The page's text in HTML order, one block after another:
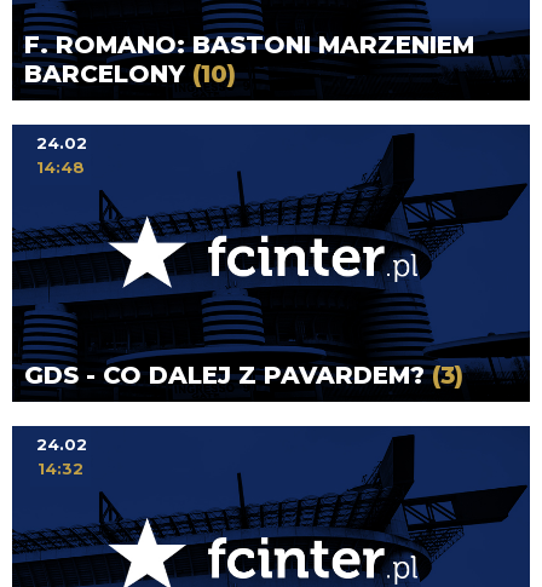
F. ROMANO: BASTONI MARZENIEM
BARCELONY (10)
GDS - CO DALEJ Z PAVARDEM?(3)
24.02
14:48
24.02
14:32